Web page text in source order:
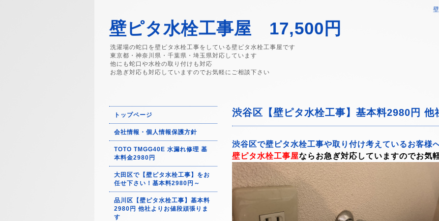
壁ピタ水栓工事屋 17,500円
洗濯場の蛇口を壁ピタ水栓工事をしている壁ピタ水栓工事屋です
東京都・神奈川県・千葉県・埼玉県対応しています
他にも蛇口や水栓の取り付けも対応
お急ぎ対応も対応していますのでお気軽にご相談下さい
渋谷区【壁ピタ水栓工事】基本料2980円 他
渋谷区で壁ピタ水栓工事や取り付け考えているお客様
壁ピタ水栓工事屋ならお急ぎ対応していますのでお気
トップページ
会社情報・個人情報保護方針
TOTO TMGG40E 水漏れ修理 基
本料金2980円
大田区で【壁ピタ水栓工事】をお
任せ下さい！基本料2980円～
品川区【壁ピタ水栓工事】基本料
2980円 他社よりお値段頑張りま
す